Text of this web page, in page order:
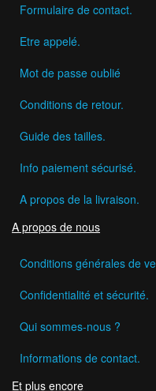
Formulaire de contact.
Etre appelé.
Mot de passe oublié
Conditions de retour.
Guide des tailles.
Info paiement sécurisé.
A propos de la livraison.
A propos de nous
Conditions générales de
Confidentialité et sécurité.
Qui sommes-nous ?
Informations de contact.
Et plus encore